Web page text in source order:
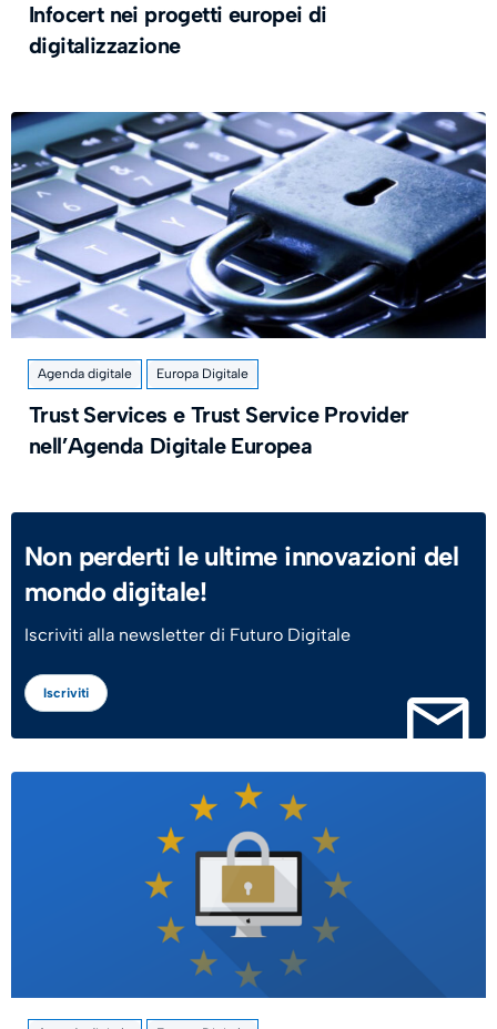
Infocert nei progetti europei di
digitalizzazione
Agenda digitale Europa Digitale
Trust Services e Trust Service Provider
nell’Agenda Digitale Europea
Non perderti le ultime innovazioni del
mondo digitale!
Iscriviti alla newsletter di Futuro Digitale
Iscriviti